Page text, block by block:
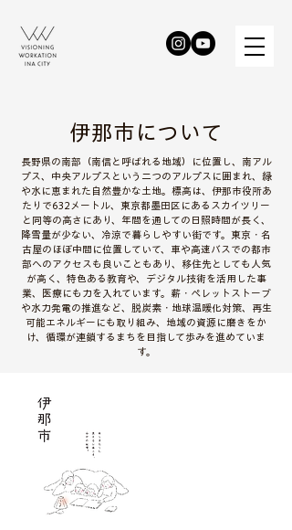
​伊那市について
長野県の南部（南信と呼ばれる地域）に位置し、南アル
プス、中央アルプスという二つのアルプスに囲まれ、緑
や水に恵まれた自然豊かな土地。標高は、伊那市役所あ
たりで632メートル、東京都墨田区にあるスカイツリー
と同等の高さにあり、年間を通しての日照時間が長く、
降雪量が少ない、冷涼で暮らしやすい街です。東京・名
古屋のほぼ中間に位置していて、車や高速バスでの都市
部へのアクセスも良いこともあり、移住先としても人気
が高く、特色ある教育や、デジタル技術を活用した事
業、医療にも力を入れています。薪・ペレットストーブ
や水力発電の推進など、脱炭素・地球温暖化対策、再生
可能エネルギーにも取り組み、地域の資源に磨きをか
け、循環が連鎖するまちを目指して歩みを進めていま
す。